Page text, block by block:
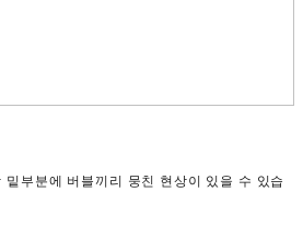
밑부분에 버블끼리 뭉친 현상이 있을 수 있습